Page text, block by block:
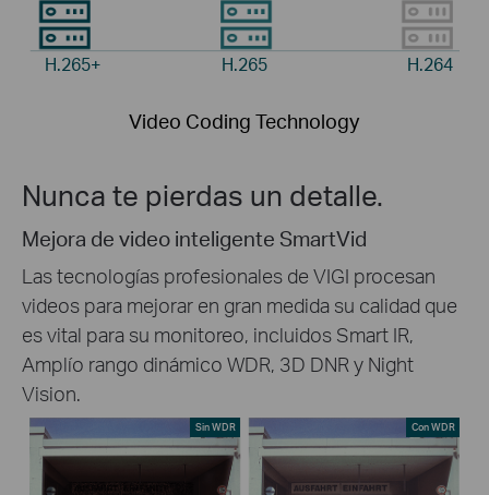
H.265+ H.265 H.264
Video Coding Technology
Nunca te pierdas un detalle.
Mejora de video inteligente SmartVid
Las tecnologías profesionales de VIGI procesan
videos para mejorar en gran medida su calidad que
es vital para su monitoreo, incluidos Smart IR,
Amplío rango dinámico WDR, 3D DNR y Night
Vision.
Sin WDR Con WDR